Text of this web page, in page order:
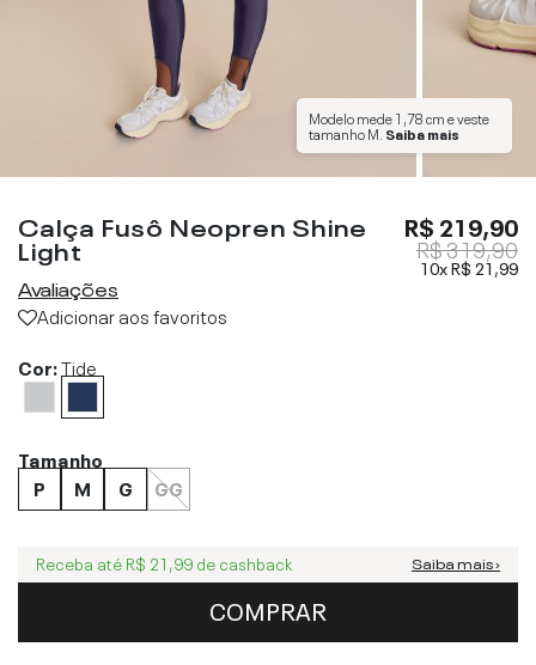
Modelo mede1,78 cme veste
tamanhoM Saiba mais
Calça Fusô Neopren Shine
Light
Avaliações
Adicionar aos favoritos
R$ 219,90
R$ 319,90
10xR$ 21,99
Cor:Tide
Tamanho
P
M G GG
Receba até R$ 21,99 de cashback Saiba mais ›
COMPRAR